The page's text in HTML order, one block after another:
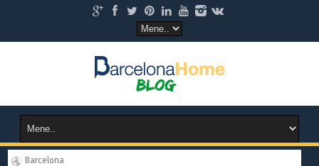
Barcelona